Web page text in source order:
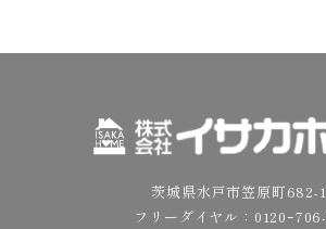
茨城県水戸市笠原町682-
フリーダイヤル： 0120ｰ